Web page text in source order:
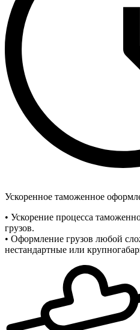
Ускоренное таможенное
• Ускорение процесса
грузов.
• Оформление грузов любой
нестандартные или